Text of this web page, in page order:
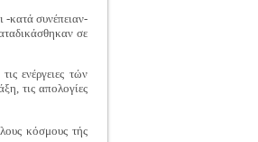
-κατά συνέπειαν-
σε
ενέργειες τών
τις απολογίες
κόσμους τής